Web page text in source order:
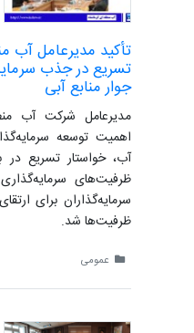
تأکید مدیرعامل آب
تسریع در جذب
جوار منابع آبی
مدیرعامل شرکت آب
اهمیت توسعه
آب، خواستار تسریع در
ظرفیت‌های
سرمایه‌گذاران برای
ظرفیت‌ها شد.
عمومی